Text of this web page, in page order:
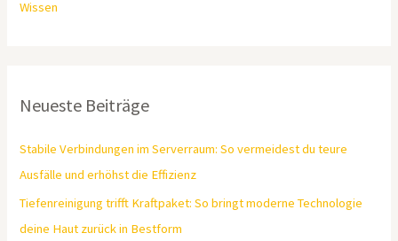
Wissen
Neueste Beiträge
Stabile Verbindungen im Serverraum: So vermeidest du teure
Ausfälle und erhöhst die Effizienz
Tiefenreinigung trifft Kraftpaket: So bringt moderne Technologie
deine Haut zurück in Bestform